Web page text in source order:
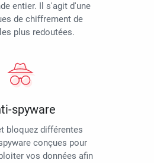
entier. Il s'agit d'une
de chiffrement de
plus redoutées.
spyware
bloquez différentes
conçues pour
vos données afin